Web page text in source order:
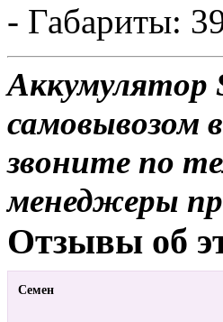
- Габариты:
Аккумулятор
самовывозом
звоните по
менеджеры
Отзывы об
Семен